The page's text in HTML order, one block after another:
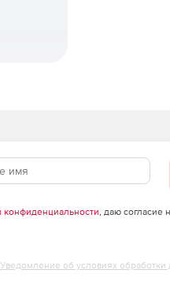
конфиденциальности, даю согласие
Уведомление об условиях обработки